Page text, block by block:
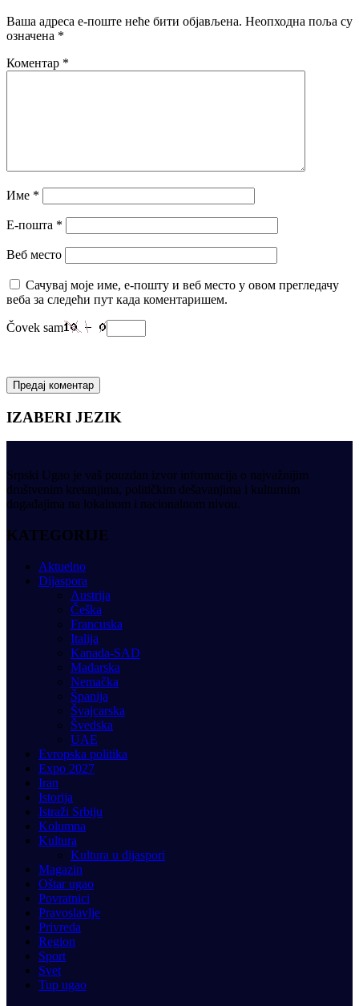
Ваша адреса е-поште неће бити објављена. Неопходна поља су
означена *
Коментар *
Име *
Е-пошта *
Веб место
Сачувај моје име, е-пошту и веб место у овом прегледачу
веба за следећи пут када коментаришем.
Čovek sam
IZABERI JEZIK
Srpski Ugao je vaš pouzdan izvor informacija o najvažnijim
društvenim kretanjima, političkim dešavanjima i kulturnim
događajima na lokalnom i nacionalnom nivou.
KATEGORIJE
Aktuelno
Dijaspora
Austrija
Češka
Francuska
Italija
Kanada-SAD
Mađarska
Nemačka
Španija
Švajcarska
Švedska
UAE
Evropska politika
Expo 2027
Iran
Istorija
Istraži Srbiju
Kolumna
Kultura
Kultura u dijaspori
Magazin
Oštar ugao
Povratnici
Pravoslavlje
Privreda
Region
Sport
Svet
Tup ugao